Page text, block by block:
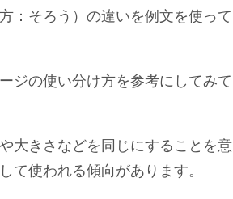
：そろう）の違いを例文を使って
ジの使い分け方を参考にしてみて
大きさなどを同じにすることを意
て使われる傾向があります。